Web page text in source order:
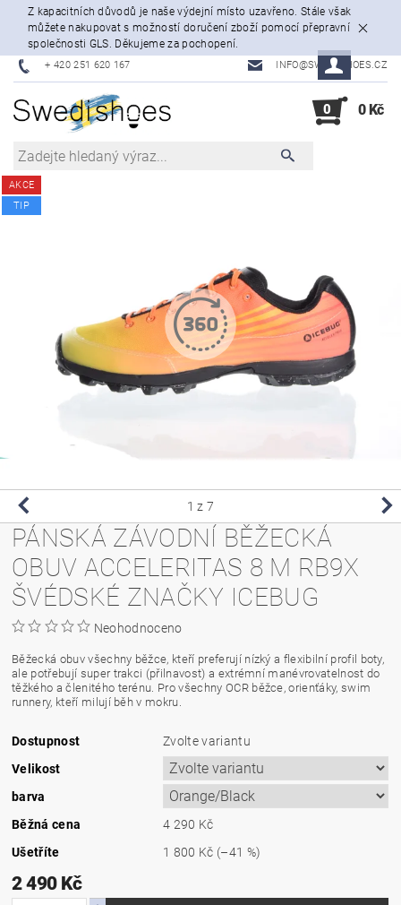
Z kapacitních důvodů je naše výdejní místo uzavřeno. Stále však
můžete nakupovat s možností doručení zboží pomocí přepravní
společnosti GLS. Děkujeme za pochopení.
+ 420 251 620 167 INFO@SWEDISHOES.CZ
0 0 Kč
AKCE
TIP
1 z 7
PÁNSKÁ ZÁVODNÍ BĚŽECKÁ
OBUV ACCELERITAS 8 M RB9X
ŠVÉDSKÉ ZNAČKY ICEBUG
Neohodnoceno
Běžecká obuv všechny běžce, kteří preferují nízký a flexibilní profil boty,
ale potřebují super trakci (přilnavost) a extrémní manévrovatelnost do
těžkého a členitého terénu. Pro všechny OCR běžce, orienťáky, swim
runnery, kteří milují běh v mokru.
Dostupnost
Zvolte variantu
Velikost
barva
Běžná cena
4 290 Kč
Ušetříte
1 800 Kč (–41 %)
2 490 Kč